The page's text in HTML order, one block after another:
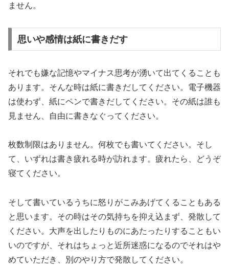
ません。
思いや感情は紙に書きだす
それでも嫌な記憶やマイナス思考が湧いて出てくることも
あります。そんな時は紙に書きだしてください。電子機器
は使わず、紙にペンで書きだしてください。その紙は誰も
見ません、自由に書きなぐってください。
枚数制限はありません。何枚でも書いてください。そし
て、いずれは書き疲れる時が訪れます。疲れたら、どうぞ
寝てください。
そして書いているうちに怒りがこみあげてくることもある
と思います。その時はその気持ちを抑え込まず、発散して
ください。大声を出したりものにあたったりすることもい
いのですが、それはちょっと近所迷惑になるのでそれはや
めていただき、別のやり方で発散してください。